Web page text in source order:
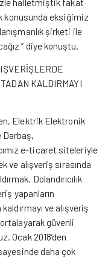
konusunda eksiğimiz
şirketi ile
” diye konuştu.
KALDIRMAYI
Elektrik Elektronik
e-ticaret siteleriyle
ve alışveriş sırasında
Dolandırıcılık
yapanların
ve alışveriş
güvenli
Ocak 2018’den
daha çok